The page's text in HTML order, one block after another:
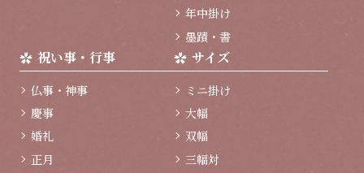
年中掛け
墨蹟・書
祝い事・行事
仏事・神事
慶事
婚礼
正月
サイズ
ミニ掛け
大幅
双幅
三幅対